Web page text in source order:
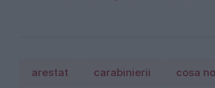
arestat carabinierii cosa